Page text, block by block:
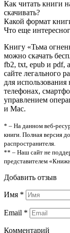
Как читать книги
скачивать?
Какой формат
Что еще
Книгу «Тьма
можно скачать
fb2, txt, epub и pdf,
сайте легального
для
телефонах,
управлением
и Mac.
* – На данном веб-
книги. Полная версия
распространителя.
** – Наш сайт не
представителем
Добавить отзыв
Имя *
Email *
Комментарий